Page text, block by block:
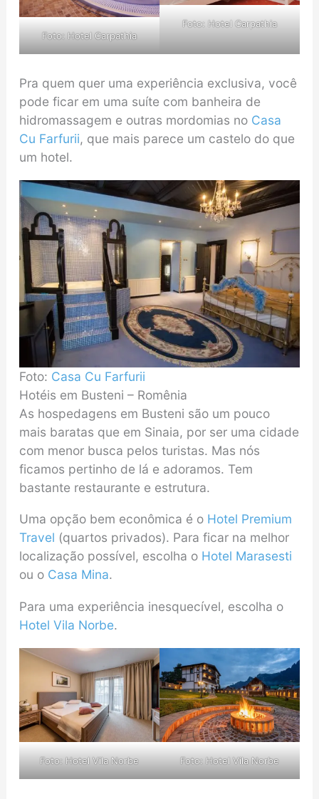
Foto: Hotel Carpathia
Foto:Hotel Carpathia
Pra quem quer uma experiência exclusiva, você
pode ficar em uma suíte com banheira de
hidromassagem e outras mordomias no Casa
Cu Farfurii, que mais parece um castelo do que
um hotel.
Foto: Casa Cu Farfurii
Hotéis em Busteni – Romênia
As hospedagens em Busteni são um pouco
mais baratas que em Sinaia, por ser uma cidade
com menor busca pelos turistas. Mas nós
ficamos pertinho de lá e adoramos. Tem
bastante restaurante e estrutura.
Uma opção bem econômica é o Hotel Premium
Travel (quartos privados). Para ficar na melhor
localização possível, escolha o Hotel Marasesti
ou o Casa Mina.
Para uma experiência inesquecível, escolha o
Hotel Vila Norbe.
Foto: Hotel Vila Norbe Foto:Hotel Vila Norbe